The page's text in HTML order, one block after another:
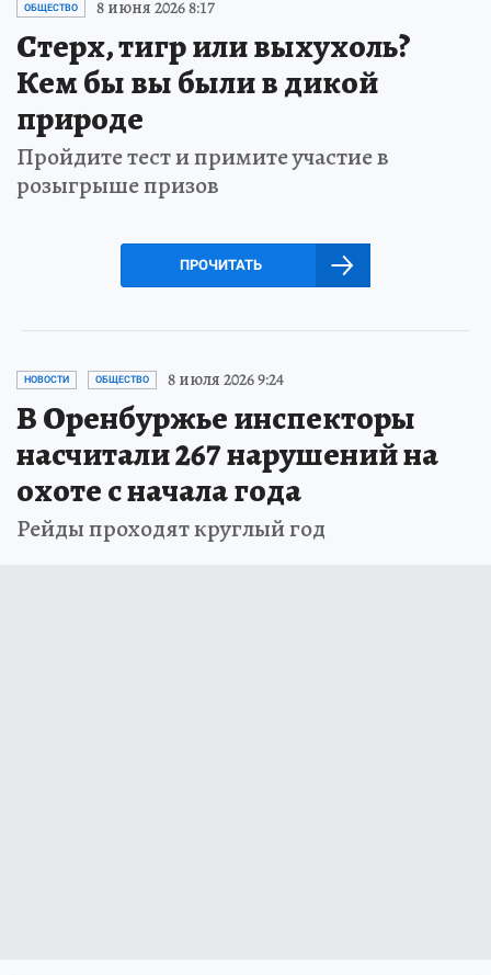
ОБЩЕСТВО 8 июня 2026 8:17
Стерх, тигр или выхухоль?
Кем бы вы были в дикой
природе
Пройдите тест и примите участие в
розыгрыше призов
ПРОЧИТАТЬ
НОВОСТИ ОБЩЕСТВО 8 июля 2026 9:24
В Оренбуржье инспекторы
насчитали 267 нарушений на
охоте с начала года
Рейды проходят круглый год